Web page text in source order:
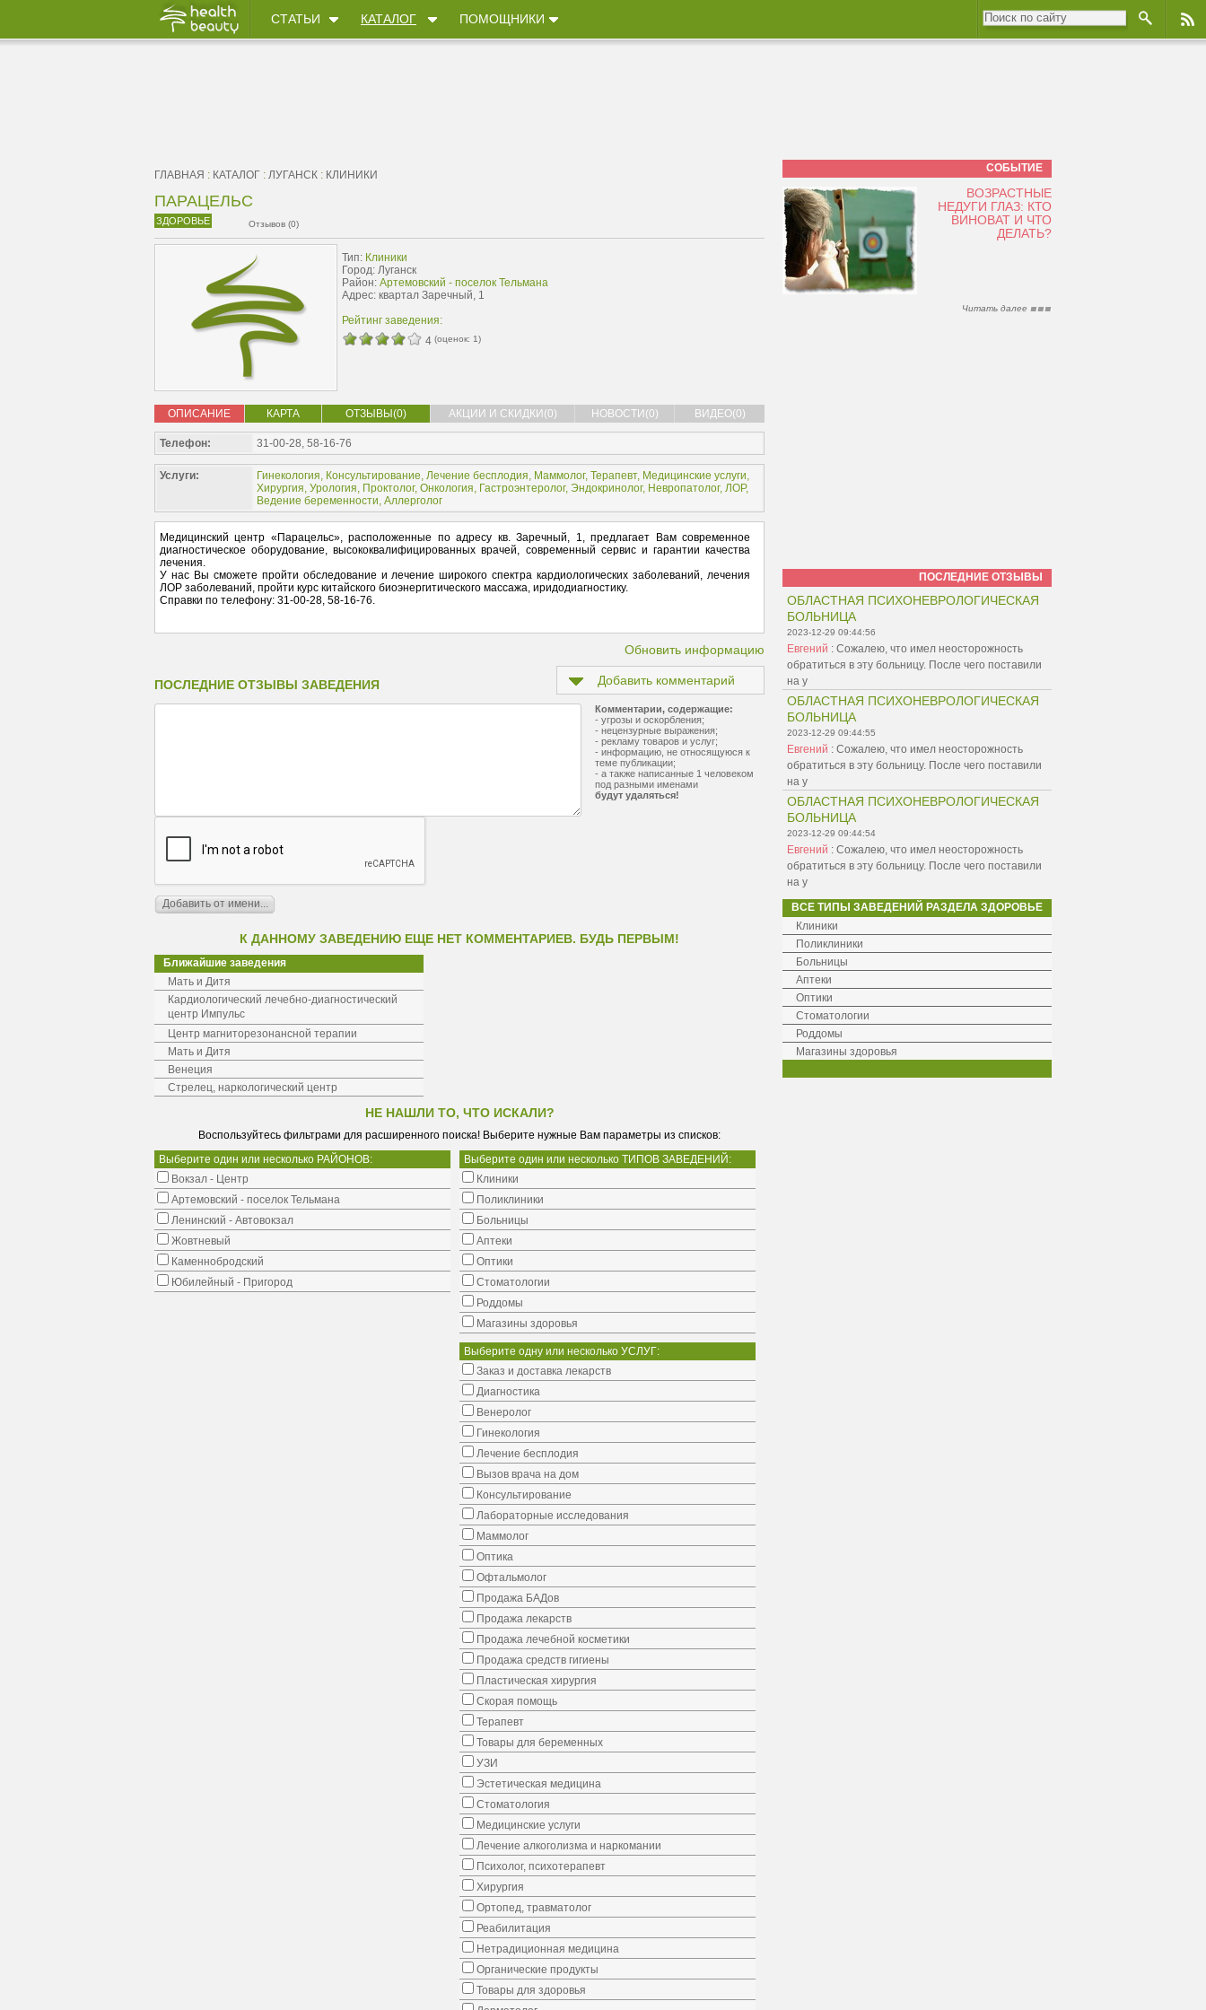
СТАТЬИ КАТАЛОГ ПОМОЩНИКИ
ГЛАВНАЯ : КАТАЛОГ : ЛУГАНСК : КЛИНИКИ
ПАРАЦЕЛЬС
ЗДОРОВЬЕ Отзывов (0)
Тип: Клиники
Город: Луганск
Район: Артемовский - поселок Тельмана
Адрес: квартал Заречный, 1
Рейтинг заведения:
4 (оценок: 1)
ОПИСАНИЕ КАРТА ОТЗЫВЫ(0) АКЦИИ И СКИДКИ(0) НОВОСТИ(0) ВИДЕО(0)
Телефон: 31-00-28, 58-16-76
Услуги: Гинекология, Консультирование, Лечение бесплодия, Маммолог, Терапевт, Медицинские услуги,
Хирургия, Урология, Проктолог, Онкология, Гастроэнтеролог, Эндокринолог, Невропатолог, ЛОР,
Ведение беременности, Аллерголог
Медицинский центр «Парацельс», расположенные по адресу кв. Заречный, 1, предлагает Вам современное
диагностическое оборудование, высококвалифицированных врачей, современный сервис и гарантии качества
лечения.
У нас Вы сможете пройти обследование и лечение широкого спектра кардиологических заболеваний, лечения
ЛОР заболеваний, пройти курс китайского биоэнергитического массажа, иридодиагностику.
Справки по телефону: 31-00-28, 58-16-76.
Обновить информацию
ПОСЛЕДНИЕ ОТЗЫВЫ ЗАВЕДЕНИЯ Добавить комментарий
Комментарии, содержащие:
- угрозы и оскорбления;
- нецензурные выражения;
- рекламу товаров и услуг;
- информацию, не относящуюся к
теме публикации;
- а также написанные 1 человеком
под разными именами
будут удаляться!
К ДАННОМУ ЗАВЕДЕНИЮ ЕЩЕ НЕТ КОММЕНТАРИЕВ. БУДЬ ПЕРВЫМ!
Ближайшие заведения
Мать и Дитя
Кардиологический лечебно-диагностический
центр Импульс
Центр магниторезонансной терапии
Мать и Дитя
Венеция
Стрелец, наркологический центр
НЕ НАШЛИ ТО, ЧТО ИСКАЛИ?
Воспользуйтесь фильтрами для расширенного поиска! Выберите нужные Вам параметры из списков:
Выберите один или несколько РАЙОНОВ:
Вокзал - Центр
Артемовский - поселок Тельмана
Ленинский - Автовокзал
Жовтневый
Каменнобродский
Юбилейный - Пригород
Выберите один или несколько ТИПОВ ЗАВЕДЕНИЙ:
Клиники
Поликлиники
Больницы
Аптеки
Оптики
Стоматологии
Роддомы
Магазины здоровья
Выберите одну или несколько УСЛУГ:
Заказ и доставка лекарств
Диагностика
Венеролог
Гинекология
Лечение бесплодия
Вызов врача на дом
Консультирование
Лабораторные исследования
Маммолог
Оптика
Офтальмолог
Продажа БАДов
Продажа лекарств
Продажа лечебной косметики
Продажа средств гигиены
Пластическая хирургия
Скорая помощь
Терапевт
Товары для беременных
УЗИ
Эстетическая медицина
Стоматология
Медицинские услуги
Лечение алкоголизма и наркомании
Психолог, психотерапевт
Хирургия
Ортопед, травматолог
Реабилитация
Нетрадиционная медицина
Органические продукты
Товары для здоровья
СОБЫТИЕ
ВОЗРАСТНЫЕ
НЕДУГИ ГЛАЗ: КТО
ВИНОВАТ И ЧТО
ДЕЛАТЬ?
Читать далее
ПОСЛЕДНИЕ ОТЗЫВЫ
ОБЛАСТНАЯ ПСИХОНЕВРОЛОГИЧЕСКАЯ
БОЛЬНИЦА
2023-12-29 09:44:56
Евгений : Сожалею, что имел неосторожность
обратиться в эту больницу. После чего поставили
на у
ОБЛАСТНАЯ ПСИХОНЕВРОЛОГИЧЕСКАЯ
БОЛЬНИЦА
2023-12-29 09:44:55
Евгений : Сожалею, что имел неосторожность
обратиться в эту больницу. После чего поставили
на у
ОБЛАСТНАЯ ПСИХОНЕВРОЛОГИЧЕСКАЯ
БОЛЬНИЦА
2023-12-29 09:44:54
Евгений : Сожалею, что имел неосторожность
обратиться в эту больницу. После чего поставили
на у
ВСЕ ТИПЫ ЗАВЕДЕНИЙ РАЗДЕЛА ЗДОРОВЬЕ
Клиники
Поликлиники
Больницы
Аптеки
Оптики
Стоматологии
Роддомы
Магазины здоровья